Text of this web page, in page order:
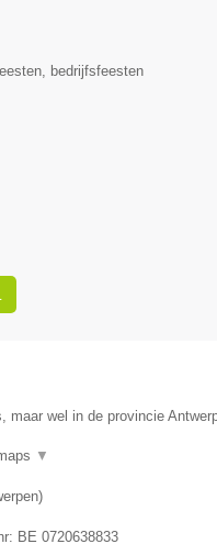
bedrijfsfeesten
maar wel in de provincie
▼
)
BE 0720638833